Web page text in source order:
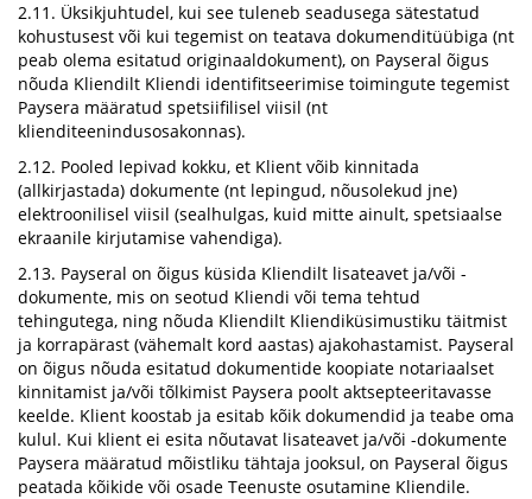
2.11. Üksikjuhtudel, kui see tuleneb seadusega sätestatud
kohustusest või kui tegemist on teatava dokumenditüübiga (nt
peab olema esitatud originaaldokument), on Payseral õigus
nõuda Kliendilt Kliendi identifitseerimise toimingute tegemist
Paysera määratud spetsiifilisel viisil (nt
klienditeenindusosakonnas).
2.12. Pooled lepivad kokku, et Klient võib kinnitada
(allkirjastada) dokumente (nt lepingud, nõusolekud jne)
elektroonilisel viisil (sealhulgas, kuid mitte ainult, spetsiaalse
ekraanile kirjutamise vahendiga).
2.13. Payseral on õigus küsida Kliendilt lisateavet ja/või -
dokumente, mis on seotud Kliendi või tema tehtud
tehingutega, ning nõuda Kliendilt Kliendiküsimustiku täitmist
ja korrapärast (vähemalt kord aastas) ajakohastamist. Payseral
on õigus nõuda esitatud dokumentide koopiate notariaalset
kinnitamist ja/või tõlkimist Paysera poolt aktsepteeritavasse
keelde. Klient koostab ja esitab kõik dokumendid ja teabe oma
kulul. Kui klient ei esita nõutavat lisateavet ja/või -dokumente
Paysera määratud mõistliku tähtaja jooksul, on Payseral õigus
peatada kõikide või osade Teenuste osutamine Kliendile.